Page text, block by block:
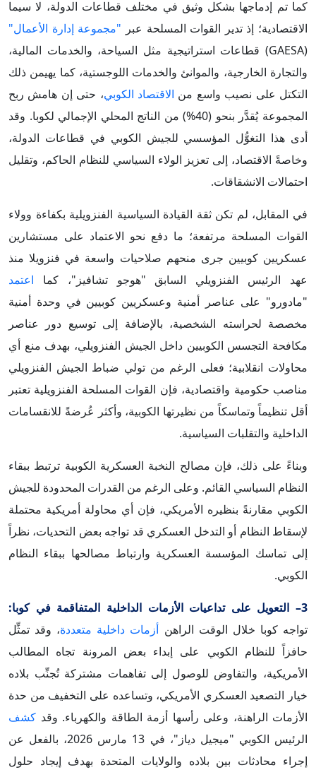
كما تم إدماجها بشكل وثيق في مختلف قطاعات الدولة، لا سيما
الاقتصادية؛ إذ تدير القوات المسلحة عبر "مجموعة إدارة الأعمال"
(GAESA) قطاعات استراتيجية مثل السياحة، والخدمات المالية،
والتجارة الخارجية، والموانئ والخدمات اللوجستية، كما يهيمن ذلك
التكتل على نصيب واسع من الاقتصاد الكوبي، حتى إن هامش ربح
المجموعة يُقدَّر بنحو (40%) من الناتج المحلي الإجمالي لكوبا. وقد
أدى هذا التغوُّل المؤسسي للجيش الكوبي في قطاعات الدولة،
وخاصةً الاقتصاد، إلى تعزيز الولاء السياسي للنظام الحاكم، وتقليل
احتمالات الانشقاقات.
في المقابل، لم تكن ثقة القيادة السياسية الفنزويلية بكفاءة وولاء
القوات المسلحة مرتفعة؛ ما دفع نحو الاعتماد على مستشارين
عسكريين كوبيين جرى منحهم صلاحيات واسعة في فنزويلا منذ
عهد الرئيس الفنزويلي السابق "هوجو تشافيز"، كما اعتمد
"مادورو" على عناصر أمنية وعسكريين كوبيين في وحدة أمنية
مخصصة لحراسته الشخصية، بالإضافة إلى توسيع دور عناصر
مكافحة التجسس الكوبيين داخل الجيش الفنزويلي، بهدف منع أي
محاولات انقلابية؛ فعلى الرغم من تولي ضباط الجيش الفنزويلي
مناصب حكومية واقتصادية، فإن القوات المسلحة الفنزويلية تعتبر
أقل تنظيماً وتماسكاً من نظيرتها الكوبية، وأكثر عُرضةً للانقسامات
الداخلية والتقلبات السياسية.
وبناءً على ذلك، فإن مصالح النخبة العسكرية الكوبية ترتبط ببقاء
النظام السياسي القائم. وعلى الرغم من القدرات المحدودة للجيش
الكوبي مقارنةً بنظيره الأمريكي، فإن أي محاولة أمريكية محتملة
لإسقاط النظام أو التدخل العسكري قد تواجه بعض التحديات، نظراً
إلى تماسك المؤسسة العسكرية وارتباط مصالحها ببقاء النظام
الكوبي.
3– التعويل على تداعيات الأزمات الداخلية المتفاقمة في كوبا:
تواجه كوبا خلال الوقت الراهن أزمات داخلية متعددة، وقد تمثِّل
حافزاً للنظام الكوبي على إبداء بعض المرونة تجاه المطالب
الأمريكية، والتفاوض للوصول إلى تفاهمات مشتركة تُجنِّب بلاده
خيار التصعيد العسكري الأمريكي، وتساعده على التخفيف من حدة
الأزمات الراهنة، وعلى رأسها أزمة الطاقة والكهرباء. وقد كشف
الرئيس الكوبي "ميجيل دياز"، في 13 مارس 2026، بالفعل عن
إجراء محادثات بين بلاده والولايات المتحدة بهدف إيجاد حلول